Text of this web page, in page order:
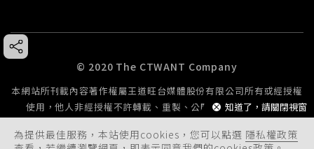
為提供最佳服務，本站使用cookies，您可以點選 隱私權政策
知道了，請關閉視窗
© 2020 The CTWANT Company
本網站所刊載內容著作權屬王道旺台媒體股份有限公司所有或經授權
使用，他人非經授權不許轉載、重製、公開播送或公開傳輸。